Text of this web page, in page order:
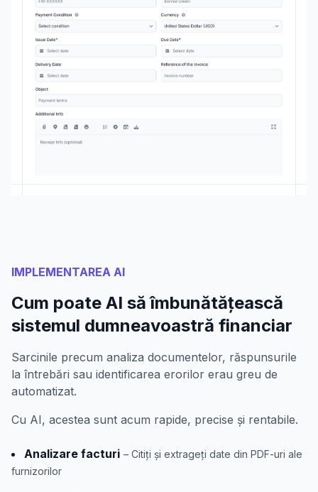
IMPLEMENTAREA AI
Cum poate AI să îmbunătățească
sistemul dumneavoastră financiar
Sarcinile precum analiza documentelor, răspunsurile
la întrebări sau identificarea erorilor erau greu de
automatizat.
Cu AI, acestea sunt acum rapide, precise și rentabile.
Analizare facturi – Citiți și extrageți date din PDF-uri ale
furnizorilor